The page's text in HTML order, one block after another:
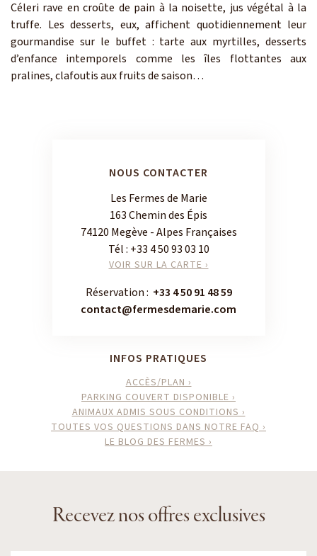
Céleri rave en croûte de pain à la noisette, jus végétal à la
truffe. Les desserts, eux, affichent quotidiennement leur
gourmandise sur le buffet : tarte aux myrtilles, desserts
d’enfance intemporels comme les îles flottantes aux
pralines, clafoutis aux fruits de saison…
Recevez nos offres exclusives
NOUS CONTACTER
Les Fermes de Marie
163 Chemin des Épis
74120 Megève - Alpes Françaises
Tél : +33 4 50 93 03 10
VOIR SUR LA CARTE ›
Réservation : +33 4 50 91 48 59
contact@fermesdemarie.com
INFOS PRATIQUES
ACCÈS/PLAN ›
PARKING COUVERT DISPONIBLE ›
ANIMAUX ADMIS SOUS CONDITIONS ›
TOUTES VOS QUESTIONS DANS NOTRE FAQ ›
LE BLOG DES FERMES ›